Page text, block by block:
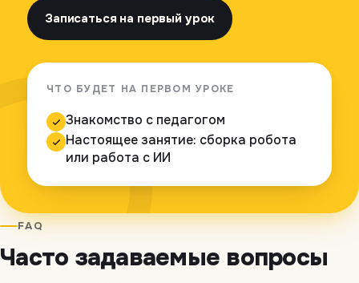
Записаться на первый урок
ЧТО БУДЕТ НА ПЕРВОМ УРОКЕ
Знакомство с педагогом
Настоящее занятие: сборка робота
или работа с ИИ
FAQ
Часто задаваемые вопросы